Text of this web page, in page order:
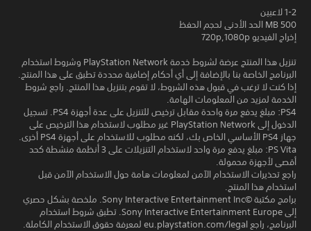
1-2 لاعبين
500 MB الحد الأدنى لحجم الحفظ
إخراج الفيديو 720p,1080p
تنزيل هذا المنتج عرضة لشروط خدمة PlayStation Network وشروط استخدام
البرنامج الخاصة بنا بالإضافة إلى أي أحكام إضافية محددة تطبق على هذا المنتج.
إذا كنت لا ترغب في قبول هذه الشروط، لا تقوم بتنزيل هذا المنتج. راجع شروط
الخدمة لمزيد من المعلومات الهامة.
PS4: مبلغ يدفع مرة واحدة مقابل ترخيص للتنزيل على عدة أجهزة PS4. تسجيل
الدخول إلى PlayStation Network غير مطلوب لاستخدام هذا الترخيص على
جهاز PS4 الأساسي الخاص بك، لكنه مطلوب للاستخدام على أجهزة PS4 أخرى.
PS Vita: مبلغ يدفع مرة واحد لاستخدام التنزيلات على 3 أنظمة منشطة كحد
أقصى لأجهزة محمولة.
راجع تحذيرات الاستخدام الآمن لمعلومات هامة حول الاستخدام الآمن قبل
استخدام هذا المنتج.
برامج مكتبة ©Sony Interactive Entertainment Inc. ملخصة بشكل حصري
إلى Sony Interactive Entertainment Europe. تطبق شروط استخدام
البرنامج، راجع eu.playstation.com/legal لمعرفة حقوق الاستخدام الكاملة.